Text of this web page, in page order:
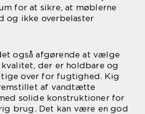
for at sikre, at møblerne
og ikke overbelaster
også afgørende at vælge
der er holdbare og
over for fugtighed. Kig
af vandtætte
solide konstruktioner for
brug. Det kan være en god